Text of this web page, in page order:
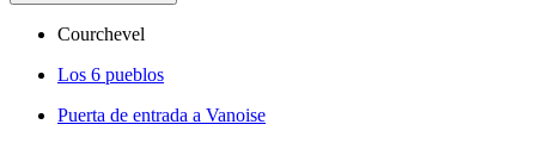
Courchevel
Los 6 pueblos
Puerta de entrada a Vanoise